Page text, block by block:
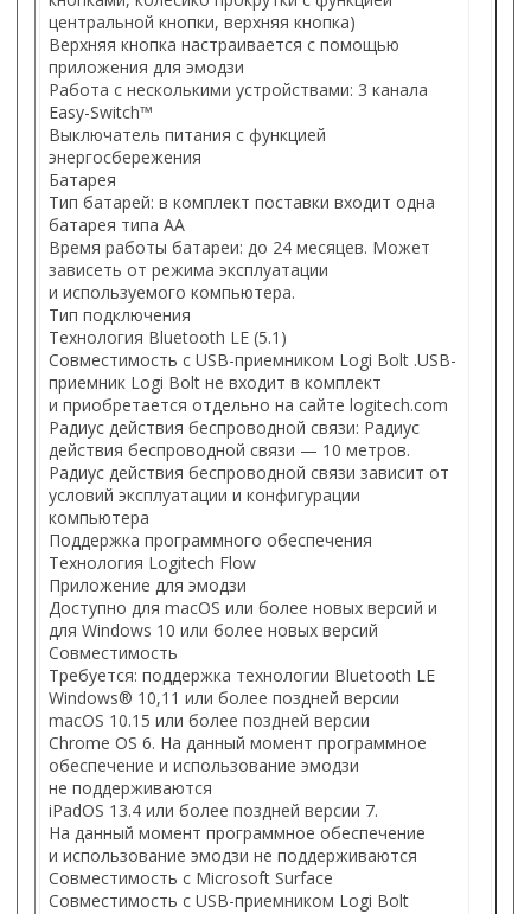
центральной кнопки, верхняя кнопка)
Верхняя кнопка настраивается с помощью
приложения для эмодзи
Работа с несколькими устройствами: 3 канала
Easy-Switch™
Выключатель питания с функцией
энергосбережения
Батарея
Тип батарей: в комплект поставки входит одна
батарея типа AA
Время работы батареи: до 24 месяцев. Может
зависеть от режима эксплуатации
и используемого компьютера.
Тип подключения
Технология Bluetooth LE (5.1)
Совместимость с USB-приемником Logi Bolt .USB-
приемник Logi Bolt не входит в комплект
и приобретается отдельно на сайте logitech.com
Радиус действия беспроводной связи: Радиус
действия беспроводной связи — 10 метров.
Радиус действия беспроводной связи зависит от
условий эксплуатации и конфигурации
компьютера
Поддержка программного обеспечения
Технология Logitech Flow
Приложение для эмодзи
Доступно для macOS или более новых версий и
для Windows 10 или более новых версий
Совместимость
Требуется: поддержка технологии Bluetooth LE
Windows®︎ 10,11 или более поздней версии
macOS 10.15 или более поздней версии
Chrome OS 6. На данный момент программное
обеспечение и использование эмодзи
не поддерживаются
iPadOS 13.4 или более поздней версии 7.
На данный момент программное обеспечение
и использование эмодзи не поддерживаются
Совместимость с Microsoft Surface
Совместимость с USB-приемником Logi Bolt